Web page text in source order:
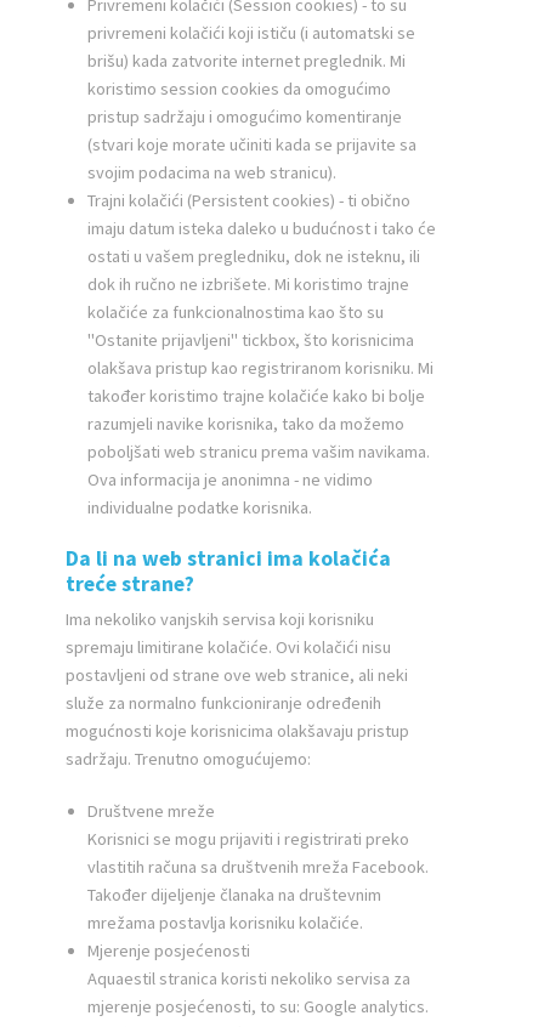
Privremeni kolačići (Session cookies) - to su
privremeni kolačići koji ističu (i automatski se
brišu) kada zatvorite internet preglednik. Mi
koristimo session cookies da omogućimo
pristup sadržaju i omogućimo komentiranje
(stvari koje morate učiniti kada se prijavite sa
svojim podacima na web stranicu).
Trajni kolačići (Persistent cookies) - ti obično
imaju datum isteka daleko u budućnost i tako će
ostati u vašem pregledniku, dok ne isteknu, ili
dok ih ručno ne izbrišete. Mi koristimo trajne
kolačiće za funkcionalnostima kao što su
"Ostanite prijavljeni" tickbox, što korisnicima
olakšava pristup kao registriranom korisniku. Mi
također koristimo trajne kolačiće kako bi bolje
razumjeli navike korisnika, tako da možemo
poboljšati web stranicu prema vašim navikama.
Ova informacija je anonimna - ne vidimo
individualne podatke korisnika.
Da li na web stranici ima kolačića
treće strane?
Ima nekoliko vanjskih servisa koji korisniku
spremaju limitirane kolačiće. Ovi kolačići nisu
postavljeni od strane ove web stranice, ali neki
služe za normalno funkcioniranje određenih
mogućnosti koje korisnicima olakšavaju pristup
sadržaju. Trenutno omogućujemo:
Društvene mreže
Korisnici se mogu prijaviti i registrirati preko
vlastitih računa sa društvenih mreža Facebook.
Također dijeljenje članaka na društevnim
mrežama postavlja korisniku kolačiće.
Mjerenje posjećenosti
Aquaestil stranica koristi nekoliko servisa za
mjerenje posjećenosti, to su: Google analytics.